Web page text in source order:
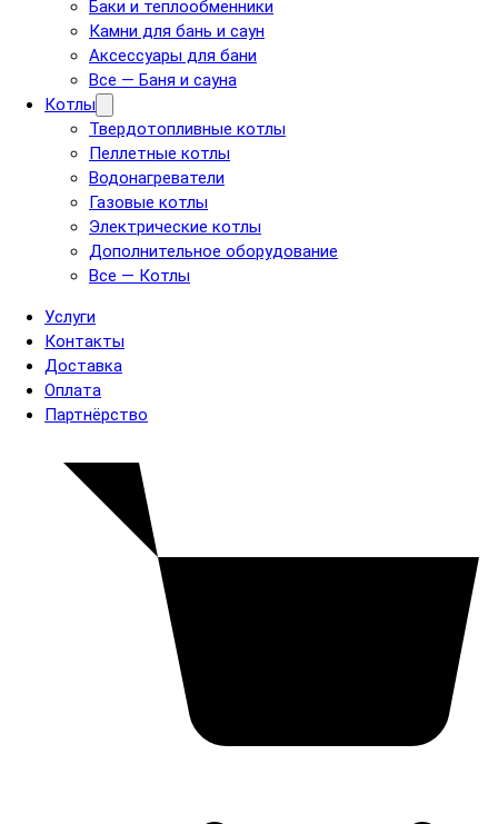
Баки и теплообменники
Камни для бань и саун
Аксессуары для бани
Все — Баня и сауна
Котлы
Твердотопливные котлы
Пеллетные котлы
Водонагреватели
Газовые котлы
Электрические котлы
Дополнительное оборудование
Все — Котлы
Услуги
Контакты
Доставка
Оплата
Партнёрство